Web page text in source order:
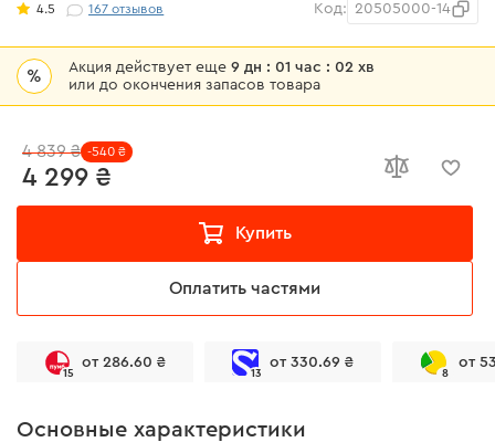
4.5 167отзывов Код: 20505000-14
% Акция действует еще9 дн : 01 час : 02 хв
или до окончения запасов товара
4 299 ₴
4 839 ₴ -540 ₴
Купить
Оплатить частями
15
от 286.60 ₴
13
от 330.69 ₴
8
от
Основные характеристики